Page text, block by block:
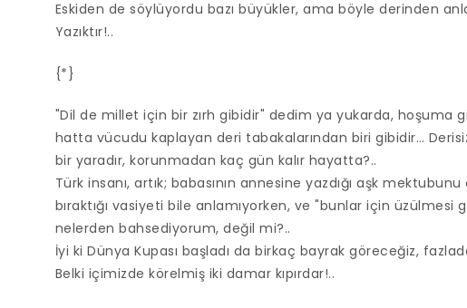
Eskiden de söylüyordu bazı büyükler, ama böyle derinden
Yazıktır!..
{*}
"Dil de millet için bir zırh gibidir" dedim ya yukarda, hoşuma
hatta vücudu kaplayan deri tabakalarından biri gibidir…
bir yaradır, korunmadan kaç gün kalır hayatta?..
Türk insanı, artık; babasının annesine yazdığı aşk
bıraktığı vasiyeti bile anlamıyorken, ve "bunlar için
nelerden bahsediyorum, değil mi?..
İyi ki Dünya Kupası başladı da birkaç bayrak göreceğiz,
Belki içimizde körelmiş iki damar kıpırdar!..